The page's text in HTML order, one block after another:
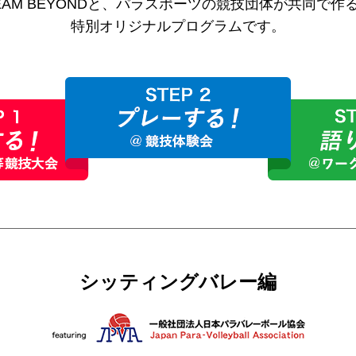
BEYONDと、パラスポーツの競技団体が共同で作
特別オリジナルプログラムです。
シッティングバレー編